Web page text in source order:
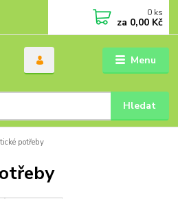
Menu
Hledat
0 ks
za 0,00 Kč
potřeby